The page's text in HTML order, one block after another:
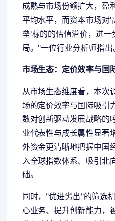
成熟与市场份额扩大，盈
平均水平，而资本市场对'
垒'标的的估值溢价，进一
局。"一位行业分析师指出。
市场生态：定价效率与国
从市场生态维度看，本次
场的定价效率与国际吸引
数对创新驱动发展战略的
业代表性与成长属性显著
外资金更清晰地把握中国
入全球指数体系、吸引北
础。
同时，"优进劣出"的筛选
心业务、提升创新能力，